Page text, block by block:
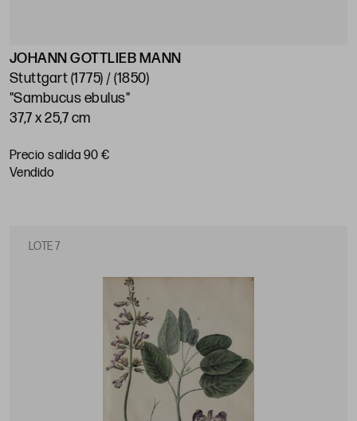
JOHANN GOTTLIEB MANN
Stuttgart (1775) / (1850)
"Sambucus ebulus"
37,7 x 25,7 cm
Precio salida 90 €
vendido
LOTE 7